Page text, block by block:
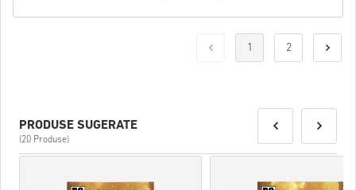
1 2
PRODUSE SUGERATE
(20 Produse)